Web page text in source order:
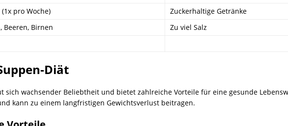
pro Woche)
Zuckerhaltige Getränke
Beeren, Birnen
Zu viel Salz
Diät
sich wachsender Beliebtheit und bietet zahlreiche Vorteile für eine gesunde
kann zu einem langfristigen Gewichtsverlust beitragen.